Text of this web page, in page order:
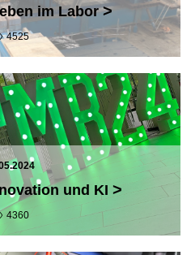
im Labor>
4525
und KI >
4360